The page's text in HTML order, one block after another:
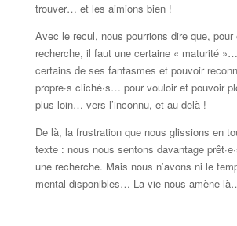
trouver… et les aimions bien !
Avec le recul, nous pourrions dire que, pour
recherche, il faut une certaine « maturité
certains de ses fantasmes et pouvoir
propre·s cliché·s… pour vouloir et pouvoir
plus loin… vers l’inconnu, et au-delà !
De là, la frustration que nous glissions en
texte : nous nous sentons davantage
une recherche. Mais nous n’avons ni le
mental disponibles… La vie nous amène